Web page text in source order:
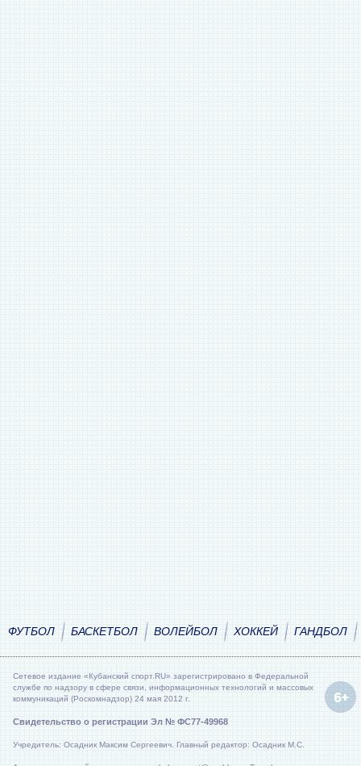
ФУТБОЛ БАСКЕТБОЛ ВОЛЕЙБОЛ ХОККЕЙ ГАНДБОЛ
Сетевое издание «Кубанский спорт.RU» зарегистрировано в Федеральной
службе по надзору в сфере связи, информационных технологий и массовых
коммуникаций (Роскомнадзор) 24 мая 2012 г.
Свидетельство о регистрации Эл № ФС77-49968
Учредитель: Осадник Максим Сергеевич. Главный редактор: Осадник М.С.